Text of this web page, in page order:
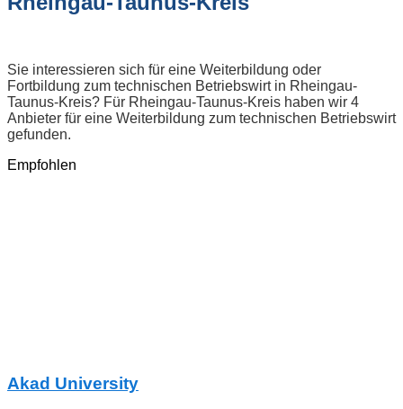
Sie interessieren sich für eine Weiterbildung oder
Fortbildung zum technischen Betriebswirt in Rheingau-
Taunus-Kreis? Für Rheingau-Taunus-Kreis haben wir 4
Anbieter für eine Weiterbildung zum technischen Betriebswirt
gefunden.
Empfohlen
Akad University